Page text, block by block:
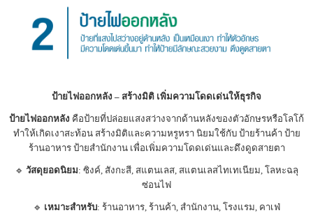
ป้ายไฟออกหลัง – สร้างมิติ เพิ่มความโดดเด่นให้ธุรกิจ
ป้ายไฟออกหลัง คือป้ายที่ปล่อยแสงสว่างจากด้านหลังของตัวอักษรหรือโลโก้
ทำให้เกิดเงาสะท้อน สร้างมิติและความหรูหรา นิยมใช้กับ ป้ายร้านค้า ป้าย
ร้านอาหาร ป้ายสำนักงาน เพื่อเพิ่มความโดดเด่นและดึงดูดสายตา
🔹 วัสดุยอดนิยม: ซิงค์, สังกะสี, สแตนเลส, สแตนเลสไทเทเนียม, โลหะฉลุ
ซ่อนไฟ
🔹 เหมาะสำหรับ: ร้านอาหาร, ร้านค้า, สำนักงาน, โรงแรม, คาเฟ่